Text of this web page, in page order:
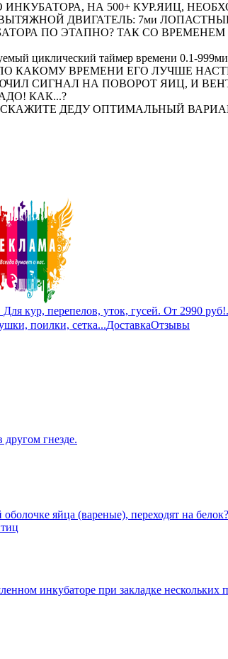
НА 500+ КУР.ЯИЦ,
ДВИГАТЕЛЬ: 7ми ЛОПАСТНЫЙ,
ПО ЭТАПНО? ТАК СО
таймер времени 0.1-
КАКОМУ ВРЕМЕНИ ЕГО ЛУЧШЕ
СИГНАЛ НА ПОВОРОТ ЯИЦ, И
КАК...?
ДЕДУ ОПТИМАЛЬНЫЙ
кур, перепелов, уток, гусей. От 2990
поилки, сетка...ДоставкаОтзывы
гнезде.
яйца (вареные), переходят на белок?
инкубаторе при закладке нескольких